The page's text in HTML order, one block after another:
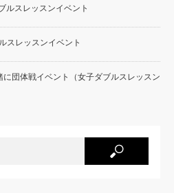
ルスレッスンイベント
スレッスンイベント
団体戦イベント（女子ダブルスレッスン